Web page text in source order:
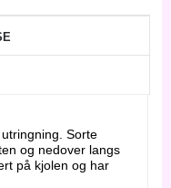
Sorte
og nedover langs
på kjolen og har